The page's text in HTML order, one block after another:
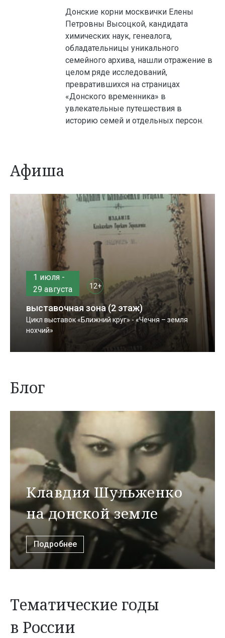
Донские корни москвички Елены
Петровны Высоцкой, кандидата
химических наук, генеалога,
обладательницы уникального
семейного архива, нашли отражение в
целом ряде исследований,
превратившихся на страницах
«Донского временника» в
увлекательные путешествия в
историю семей и отдельных персон.
Афиша
1 июля -
29 августа
12+
выставочная зона (2 этаж)
Цикл выставок «Ближний круг» - «Чечня – земля
нохчий»
Блог
Клавдия Шульженко
на донской земле
Подробнее
Тематические годы
в России